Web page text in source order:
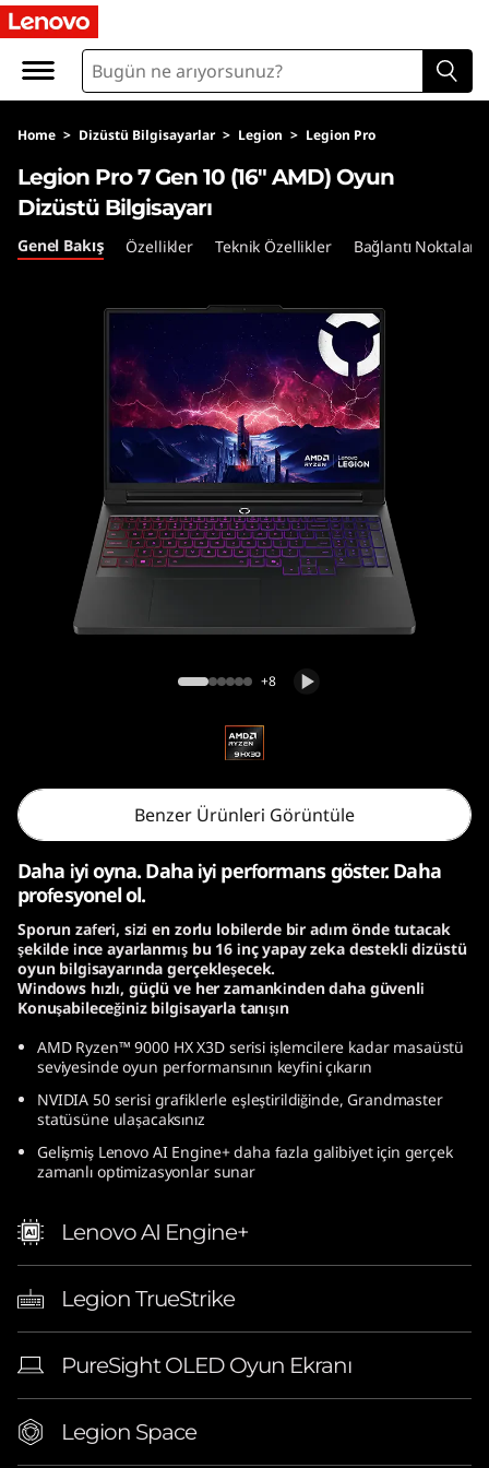
L
n
o
v
o
e
n
1
0
1
6
M
D
|
E
Home > Dizüstü Bilgisayarlar > Legion > Legion Pro
Dizüstü Bilgisayarı
Legion Pro 7 Gen 10 (16″ AMD) Oyun
Dizüstü Bilgisayarı
Genel Bakış Özellikler Teknik Özellikler Bağlantı Noktaları
+8
Benzer Ürünleri Görüntüle
Daha iyi oyna. Daha iyi performans göster. Daha
profesyonel ol.
Sporun zaferi, sizi en zorlu lobilerde bir adım önde tutacak
şekilde ince ayarlanmış bu 16 inç yapay zeka destekli dizüstü
oyun bilgisayarında gerçekleşecek.
Windows hızlı, güçlü ve her zamankinden daha güvenli
Konuşabileceğiniz bilgisayarla tanışın
AMD Ryzen™ 9000 HX X3D serisi işlemcilere kadar masaüstü
seviyesinde oyun performansının keyfini çıkarın
NVIDIA 50 serisi grafiklerle eşleştirildiğinde, Grandmaster
statüsüne ulaşacaksınız
Gelişmiş Lenovo AI Engine+ daha fazla galibiyet için gerçek
zamanlı optimizasyonlar sunar
Lenovo AI Engine+
Legion TrueStrike
PureSight OLED Oyun Ekranı
Legion Space